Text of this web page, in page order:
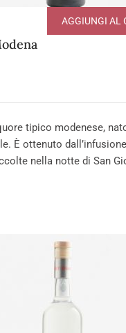
AGGIUNGI AL
tipico modenese,
È ottenuto
nella notte di San